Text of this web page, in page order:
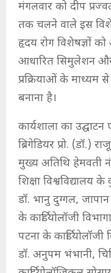
मंगलवार को दीप
तक चलने वाले इस विशेष
हृदय रोग विशेषज्ञों
आधारित सिमुलेशन
प्रक्रियाओं के माध्यम
बनाना है।
कार्यशाला का
ब्रिगेडियर प्रो. (डॉ.)
मुख्य अतिथि हेमवती
शिक्षा विश्वविद्यालय
डॉ. भानु दुग्गल,
के कार्डियोलॉजी
पटना के कार्डियोलॉजी
डॉ. अनुपम भंभानी,